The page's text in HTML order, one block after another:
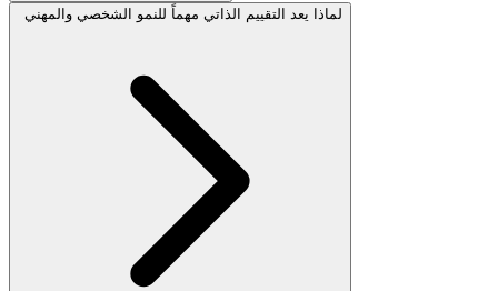
لماذا يعد التقييم الذاتي مهماً للنمو الشخصي والمهني